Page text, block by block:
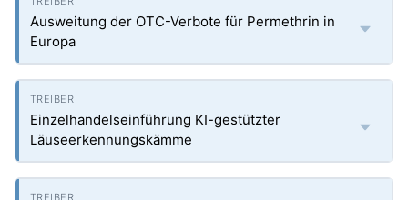
Ausweitung der OTC-Verbote für Permethrin in
Europa
Einzelhandelseinführung KI-gestützter
Läuseerkennungskämme